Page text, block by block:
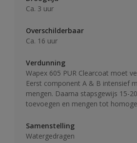
Ca. 3 uur
Overschilderbaar
Ca. 16 uur
Verdunning
Wapex 605 PUR Clearcoat moet
Eerst component A & B intensief
mengen. Daarna stapsgewijs 15-
toevoegen en mengen tot
Samenstelling
Watergedragen